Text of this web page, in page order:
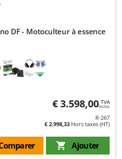
DF - Motoculteur à essence
€ 3.598,00 TVA
Inclus
R-267
€ 2.998,33 Hors taxes (HT)
Ajouter